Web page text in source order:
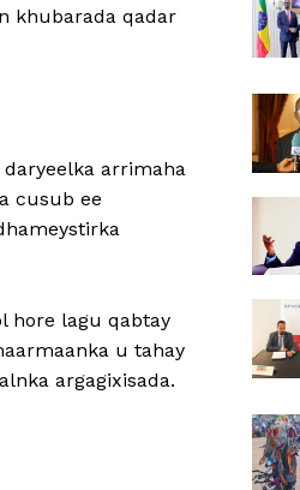
khubarada qadar
daryeelka arrimaha
cusub ee
hore lagu qabtay
u tahay
argagixisada.